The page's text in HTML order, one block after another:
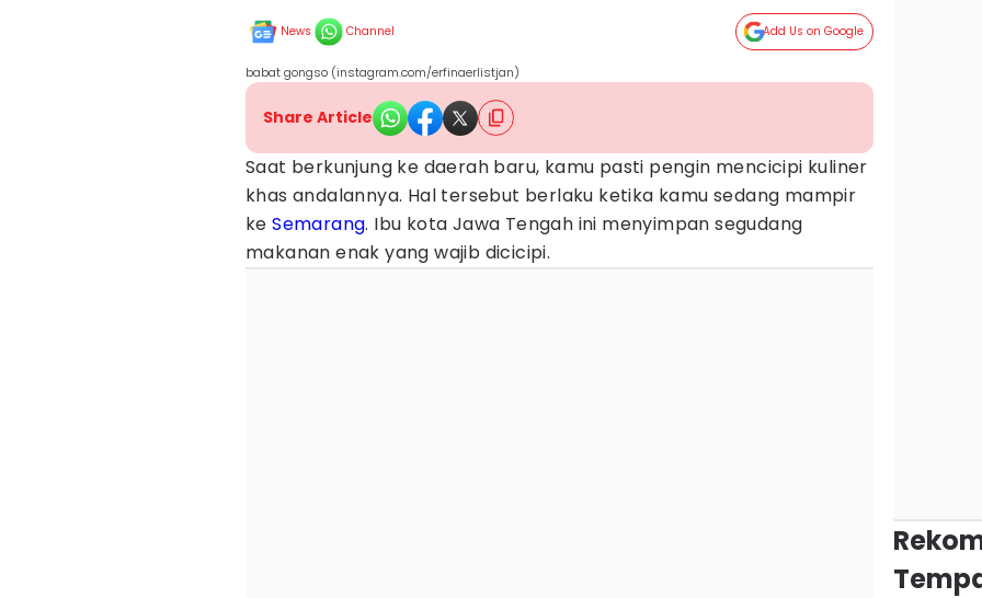
News Channel Add Us on Google
babat gongso (instagram.com/erfinaerlistjan)
Share Article
Saat berkunjung ke daerah baru, kamu pasti pengin mencicipi kuliner
khas andalannya. Hal tersebut berlaku ketika kamu sedang mampir
keSemarang. Ibu kota Jawa Tengah ini menyimpan segudang
makanan enak yang wajib dicicipi.